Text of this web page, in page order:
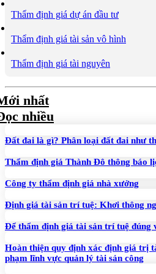
Thẩm định giá dự án đầu tư
Thẩm định giá tài sản vô hình
Thẩm định giá tài nguyên
nhất
nhiều
Đất đai là gì? Phân loại đất đai như
Thẩm định giá Thành Đô thông báo
Công ty thẩm định giá nhà xưởng
Định giá tài sản trí tuệ: Khơi thông
Để thẩm định giá tài sản trí tuệ đúng
Hoàn thiện quy định xác định giá trị
phạm lĩnh vực quản lý tài sản công